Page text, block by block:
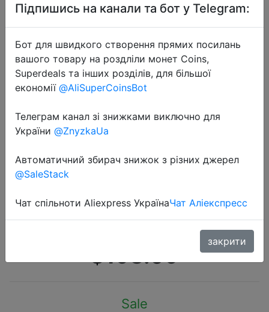
2020-09-21
телефоны 6G 128G 6,15 ''Dewdrop
экран 24MP фронтальная камера
NFC
$198.09
Sale
Підпишись на канали та бот у Telegram:
Бот для швидкого створення прямих посилань
вашого товару на роздліли монет Coins,
Superdeals та інших розділів, для більшої
економії @AliSuperCoinsBot
Телеграм канал зі знижками виключно для
України @ZnyzkaUa
Автоматичний збирач знижок з різних джерел
@SaleStack
Чат спільноти Aliexpress УкраїнаЧат Аліекспресс
закрити